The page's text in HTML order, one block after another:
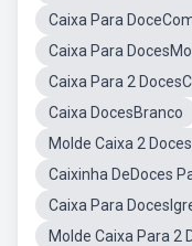
Caixa Para
Caixa Para
Caixa Para 2
Caixa DocesBranco
Molde Caixa 2
Caixinha DeDoces
Caixa Para
Molde Caixa Para 2